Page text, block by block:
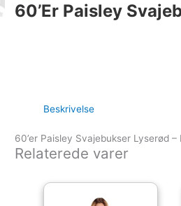
60’er Paisley
Beskrivelse
60’er Paisley Svajebukser Lyserød –
Relaterede varer